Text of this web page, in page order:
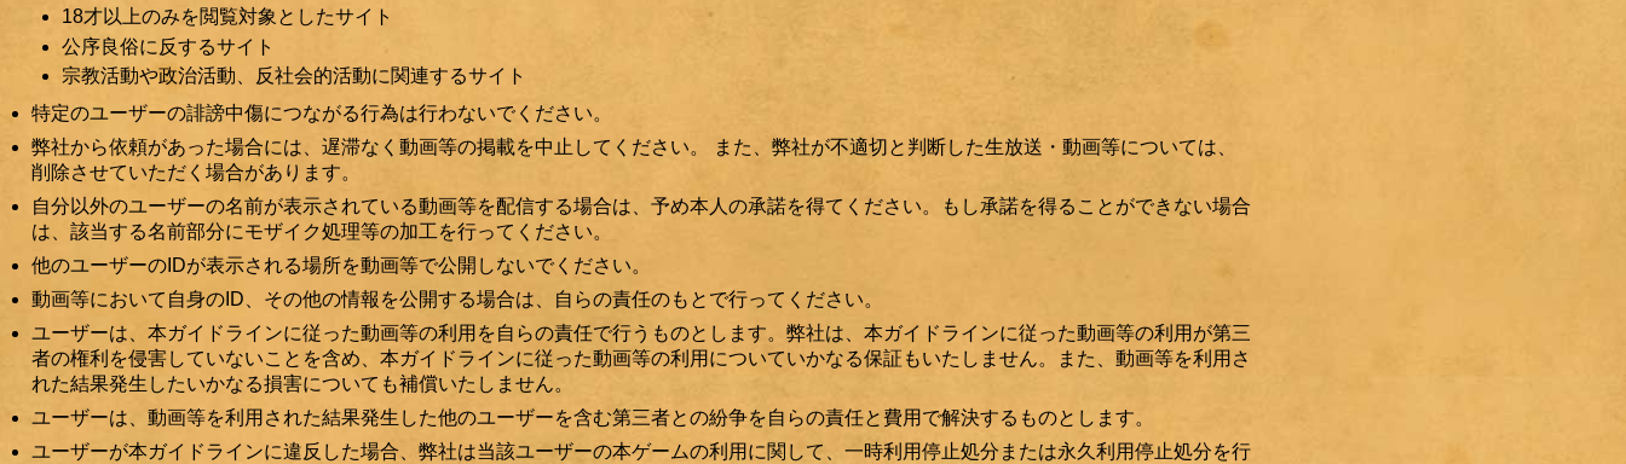
18才以上のみを閲覧対象としたサイト
公序良俗に反するサイト
宗教活動や政治活動、反社会的活動に関連するサイト
特定のユーザーの誹謗中傷につながる行為は行わないでください。
弊社から依頼があった場合には、遅滞なく動画等の掲載を中止してください。 また、弊社が不適切と判断した生放送・動画等については、
削除させていただく場合があります。
自分以外のユーザーの名前が表示されている動画等を配信する場合は、予め本人の承諾を得てください。もし承諾を得ることができない場合
は、該当する名前部分にモザイク処理等の加工を行ってください。
他のユーザーのIDが表示される場所を動画等で公開しないでください。
動画等において自身のID、その他の情報を公開する場合は、自らの責任のもとで行ってください。
ユーザーは、本ガイドラインに従った動画等の利用を自らの責任で行うものとします。弊社は、本ガイドラインに従った動画等の利用が第三
者の権利を侵害していないことを含め、本ガイドラインに従った動画等の利用についていかなる保証もいたしません。また、動画等を利用さ
れた結果発生したいかなる損害についても補償いたしません。
ユーザーは、動画等を利用された結果発生した他のユーザーを含む第三者との紛争を自らの責任と費用で解決するものとします。
ユーザーが本ガイドラインに違反した場合、弊社は当該ユーザーの本ゲームの利用に関して、一時利用停止処分または永久利用停止処分を行